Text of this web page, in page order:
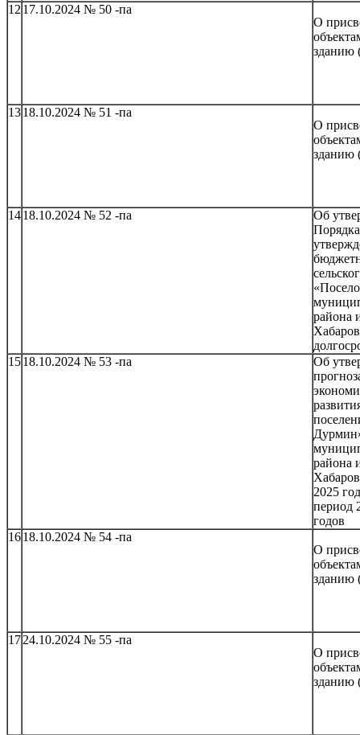
12 17.10.2024 № 50 -па
О
зданию
1318.10.2024 № 51 -па
О
зданию
1418.10.2024 № 52 -па
Об
района
1518.10.2024 № 53 -па
Об
района
2025
период
годов
1618.10.2024 № 54 -па
О
зданию
1724.10.2024 № 55 -па
О
зданию